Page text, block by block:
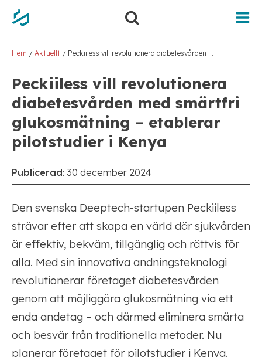
Hem / Aktuellt / Peckiiless vill revolutionera diabetesvården med smärtfri glukosmätning – etablerar pilotstudier i Kenya
Peckiiless vill revolutionera
diabetesvården med smärtfri
glukosmätning – etablerar
pilotstudier i Kenya
Publicerad: 30 december 2024
Den svenska Deeptech-startupen Peckiiless
strävar efter att skapa en värld där sjukvården
är effektiv, bekväm, tillgänglig och rättvis för
alla. Med sin innovativa andningsteknologi
revolutionerar företaget diabetesvården
genom att möjliggöra glukosmätning via ett
enda andetag – och därmed eliminera smärta
och besvär från traditionella metoder. Nu
planerar företaget för pilotstudier i Kenya.